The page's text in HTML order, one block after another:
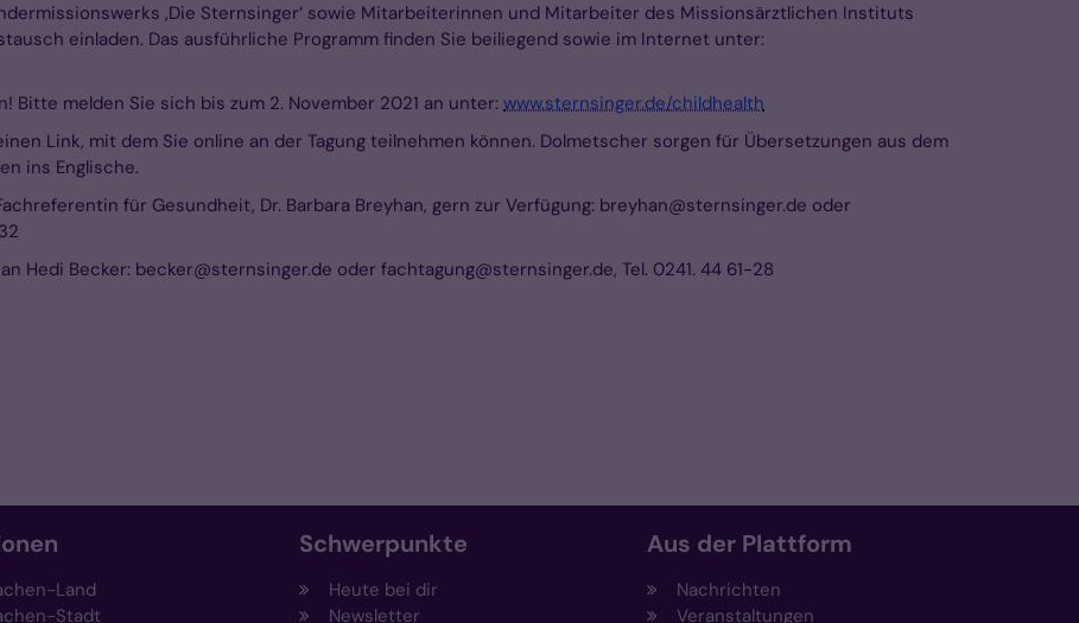
‚Die Sternsinger‘ sowie Mitarbeiterinnen und Mitarbeiter des Missionsärztlichen Instituts
einladen. Das ausführliche Programm finden Sie beiliegend sowie im Internet unter:
Bitte melden Sie sich bis zum 2. November 2021 an unter: www.sternsinger.de/childhealth
Link, mit dem Sie online an der Tagung teilnehmen können. Dolmetscher sorgen für Übersetzungen aus dem
ins Englische.
für Gesundheit, Dr. Barbara Breyhan, gern zur Verfügung: breyhan@sternsinger.de oder
Hedi Becker: becker@sternsinger.de oder fachtagung@sternsinger.de, Tel. 0241. 44 61-28
Land
Stadt
Schwerpunkte
Heute bei dir
Newsletter
Aus der Plattform
Nachrichten
Veranstaltungen